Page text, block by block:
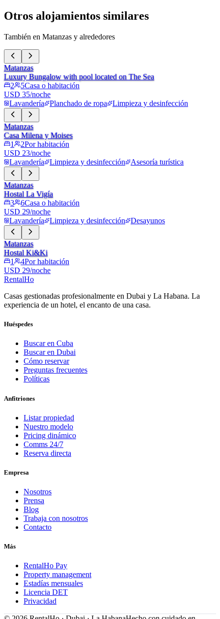
Otros alojamientos similares
También en Matanzas y alrededores
Matanzas
Luxury Bungalow with pool located on The Sea
2
5Casa o habitación
USD 35/noche
Lavandería
Planchado de ropa Limpieza y desinfección
Matanzas
Casa Milena y Moises
1
2Por habitación
USD 23/noche
Lavandería
Limpieza y desinfección Asesoría turística
Matanzas
Hostal La Vigía
3
6Casa o habitación
USD 29/noche
Lavandería
Limpieza y desinfección Desayunos
Matanzas
Hostal Ki&Ki
1
4Por habitación
USD 29/noche
RentalHo
Casas gestionadas profesionalmente en Dubai y La Habana. La
experiencia de un hotel, el encanto de una casa.
Huéspedes
Buscar en Cuba
Buscar en Dubai
Cómo reservar
Preguntas frecuentes
Políticas
Anfitriones
Listar propiedad
Nuestro modelo
Pricing dinámico
Comms 24/7
Reserva directa
Empresa
Nosotros
Prensa
Blog
Trabaja con nosotros
Contacto
Más
RentalHo Pay
Property management
Estadías mensuales
Licencia DET
Privacidad